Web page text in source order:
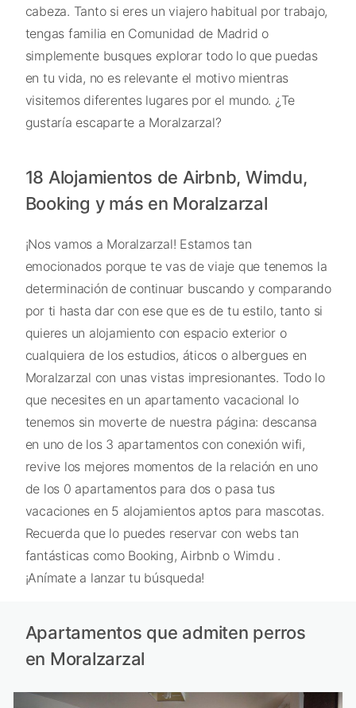
cabeza. Tanto si eres un viajero habitual por trabajo,
tengas familia en Comunidad de Madrid o
simplemente busques explorar todo lo que puedas
en tu vida, no es relevante el motivo mientras
visitemos diferentes lugares por el mundo. ¿Te
gustaría escaparte a Moralzarzal?
18 Alojamientos de Airbnb, Wimdu,
Booking y más en Moralzarzal
¡Nos vamos a Moralzarzal! Estamos tan
emocionados porque te vas de viaje que tenemos la
determinación de continuar buscando y comparando
por ti hasta dar con ese que es de tu estilo, tanto si
quieres un alojamiento con espacio exterior o
cualquiera de los estudios, áticos o albergues en
Moralzarzal con unas vistas impresionantes. Todo lo
que necesites en un apartamento vacacional lo
tenemos sin moverte de nuestra página: descansa
en uno de los 3 apartamentos con conexión wifi,
revive los mejores momentos de la relación en uno
de los 0 apartamentos para dos o pasa tus
vacaciones en 5 alojamientos aptos para mascotas.
Recuerda que lo puedes reservar con webs tan
fantásticas como Booking, Airbnb o Wimdu .
¡Anímate a lanzar tu búsqueda!
Apartamentos que admiten perros
en Moralzarzal